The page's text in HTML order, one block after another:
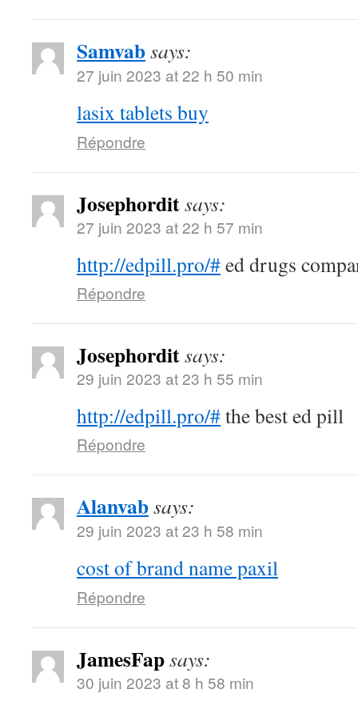
Samvabsays:
27 juin 2023 at 22 h 50 min
lasix tablets buy
Répondre
Josephorditsays:
27 juin 2023 at 22 h 57 min
http://edpill.pro/#ed drugs
Répondre
Josephorditsays:
29 juin 2023 at 23 h 55 min
http://edpill.pro/#the best ed pill
Répondre
Alanvabsays:
29 juin 2023 at 23 h 58 min
cost of brand name paxil
Répondre
JamesFapsays:
30 juin 2023 at 8 h 58 min